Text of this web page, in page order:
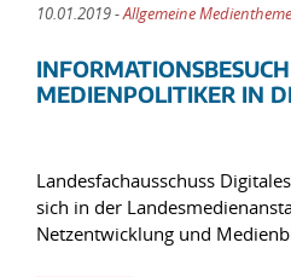
10.01.2019 -Allgemeine
MEDIENPOLITIKER IN
Landesfachausschuss
sich in der
Netzentwicklung und